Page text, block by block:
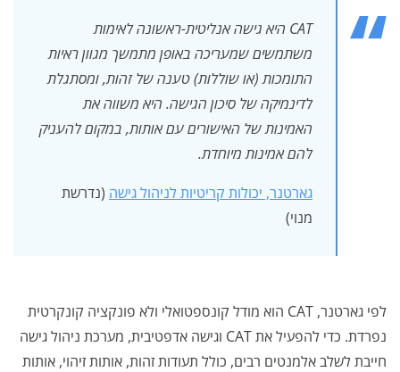
CAT היא גישה אנליטית-ראשונה לאימות
משתמשים שמעריכה באופן מתמשך מגוון ראיות
התומכות (או שוללות) טענה של זהות, ומסתגלת
לדינמיקה של סיכון הגישה. היא משווה את
האמינות של האישורים עם אותות, במקום להעניק
להם אמינות מיוחדת.
גארטנר, יכולות קריטיות לניהול גישה (נדרשת
מנוי)
לפי גארטנר, CAT הוא מודל קונספטואלי ולא פונקציה קונקרטית
נפרדת. כדי להפעיל את CAT וגישה אדפטיבית, מערכת ניהול גישה
חייבת לשלב אלמנטים רבים, כולל תעודות זהות, אותות זיהוי, אותות